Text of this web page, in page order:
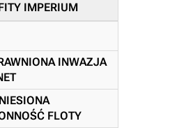
IMPERIUM
INWAZJA
FLOTY